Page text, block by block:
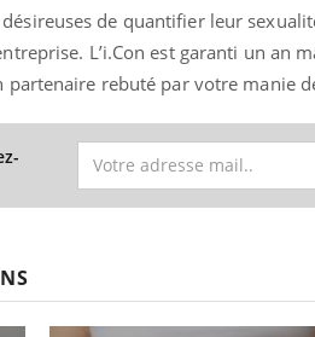
de quantifier leur
L’i.Con est garanti un an
partenaire rebuté par votre manie